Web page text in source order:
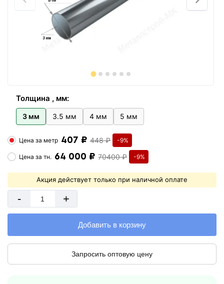
Толщина , мм:
3 мм 3.5 мм 4 мм 5 мм
Цена за метр 407 ₽ 448 ₽ -9%
Цена затн. 64 000 ₽ 70400 ₽ -9%
Акция действует только при наличной оплате
- +
Добавить в корзину
Запросить оптовую цену